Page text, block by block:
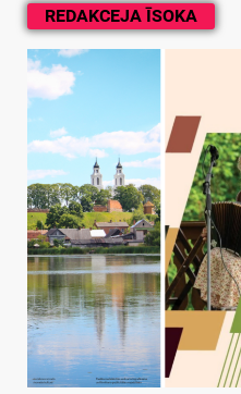
REDAKCEJA ĪSOKA